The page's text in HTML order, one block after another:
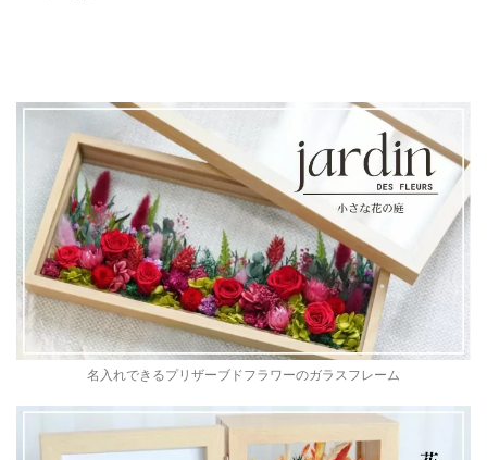
名入れできるプリザーブドフラワーのガラスフレーム